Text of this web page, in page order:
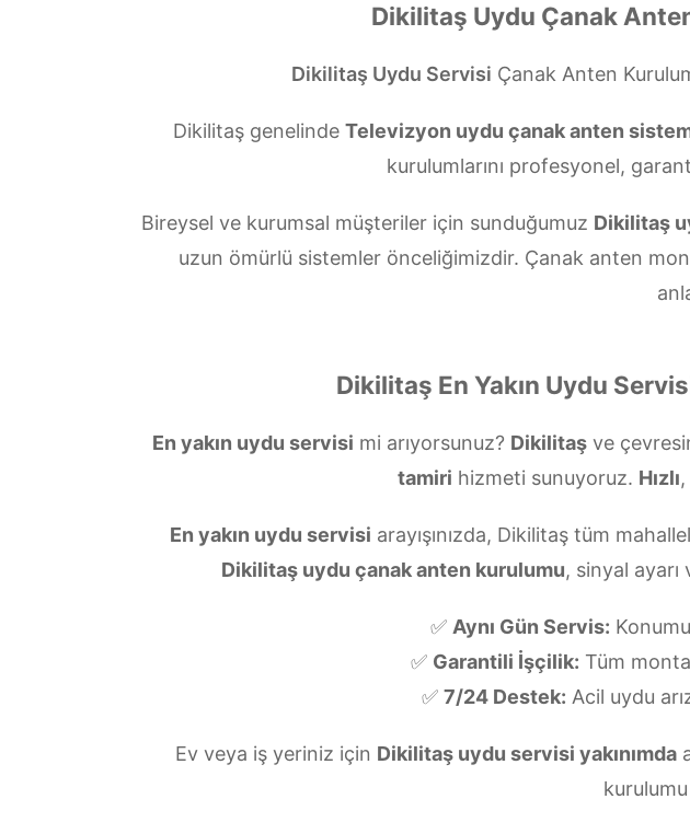
Dikilitaş Uydu Çanak
Dikilitaş Uydu Servisi Çanak Anten
Dikilitaş genelinde Televizyon uydu çanak anten
kurulumlarını profesyonel,
Bireysel ve kurumsal müşteriler için sunduğumuz Dikilitaş
uzun ömürlü sistemler önceliğimizdir. Çanak anten
Dikilitaş En Yakın Uydu
En yakın uydu servisi mi arıyorsunuz? Dikilitaşve
tamiri hizmeti sunuyoruz. Hızlı,
En yakın uydu servisi arayışınızda, Dikilitaş tüm
Dikilitaş uydu çanak anten kurulumu, sinyal
✅ Aynı Gün Servis:
✅ Garantili İşçilik: Tüm
✅ 7/24 Destek: Acil uydu
Ev veya iş yeriniz için Dikilitaş uydu servisi yakınımda